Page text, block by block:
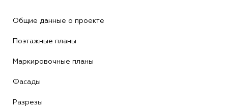
Общие данные о проекте
Поэтажные планы
Маркировочные планы
Фасады
Разрезы